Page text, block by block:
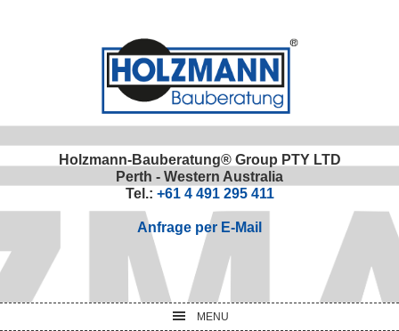
Holzmann-Bauberatung® Group PTY LTD
Perth - Western Australia
Tel.: +61 4 491 295 411
Anfrage per E-Mail
MENU